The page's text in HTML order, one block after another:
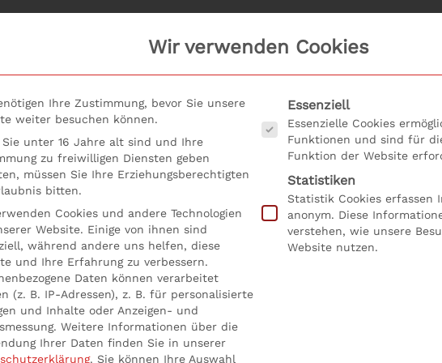
Worauf kommt es im
an?
2021. Veröffentlicht in Allgemein,Inhouse Seminare Seminar Salzburg:
Wir verwenden Cookies
Ihre Zustimmung, bevor Sie unsere
weiter besuchen können.
Sie unter 16 Jahre alt sind und Ihre
zu freiwilligen Diensten geben
müssen Sie Ihre Erziehungsberechtigten
bitten.
Cookies und andere Technologien
Website. Einige von ihnen sind
während andere uns helfen, diese
und Ihre Erfahrung zu verbessern.
Daten können verarbeitet
(z. B. IP-Adressen), z. B. für personalisierte
und Inhalte oder Anzeigen- und
Weitere Informationen über die
Ihrer Daten finden Sie in unserer
. Sie können Ihre Auswahl
Es folgt eine Liste der
Essenziell
Essenzielle Cookies
Funktionen und sind für
Funktion der Website
Statistiken
Statistik Cookies erfassen
anonym. Diese
verstehen, wie unsere
Website nutzen.